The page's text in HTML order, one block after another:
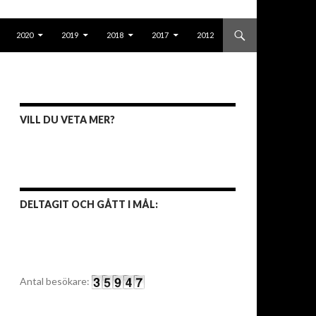
2020 2019 2018 2017 2012
VILL DU VETA MER?
DELTAGIT OCH GÅTT I MÅL:
Antal besökare: